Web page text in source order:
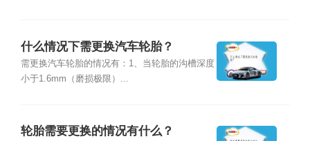
什么情况下需更换汽车轮胎？
需更换汽车轮胎的情况有：1、当轮胎的沟槽深度
小于1.6mm（磨损极限）...
轮胎需要更换的情况有什么？